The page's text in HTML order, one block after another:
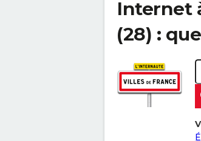
Internet
(28) :